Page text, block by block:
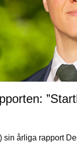
sin årliga rapport